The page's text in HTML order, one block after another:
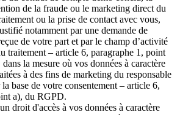
de la fraude ou le marketing direct du
ou la prise de contact avec vous,
notamment par une demande de
de votre part et par le champ d’activité
traitement – article 6, paragraphe 1, point
la mesure où vos données à caractère
à des fins de marketing du responsable
base de votre consentement – article 6,
a), du RGPD.
droit d'accès à vos données à caractère